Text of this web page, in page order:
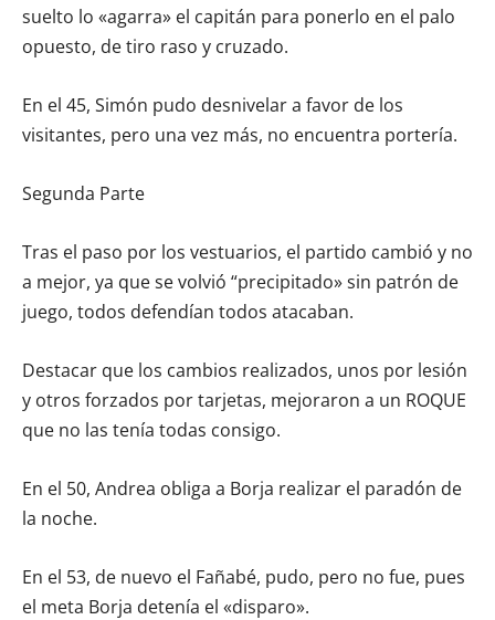
suelto lo «agarra» el capitán para ponerlo en el palo
opuesto, de tiro raso y cruzado.
En el 45, Simón pudo desnivelar a favor de los
visitantes, pero una vez más, no encuentra portería.
Segunda Parte
Tras el paso por los vestuarios, el partido cambió y no
a mejor, ya que se volvió “precipitado» sin patrón de
juego, todos defendían todos atacaban.
Destacar que los cambios realizados, unos por lesión
y otros forzados por tarjetas, mejoraron a un ROQUE
que no las tenía todas consigo.
En el 50, Andrea obliga a Borja realizar el paradón de
la noche.
En el 53, de nuevo el Fañabé, pudo, pero no fue, pues
el meta Borja detenía el «disparo».